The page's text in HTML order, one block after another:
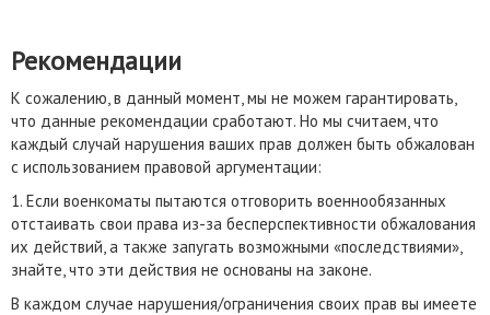
Рекомендации
К сожалению, в данный момент, мы не можем гарантировать,
что данные рекомендации сработают. Но мы считаем, что
каждый случай нарушения ваших прав должен быть обжалован
с использованием правовой аргументации:
1. Если военкоматы пытаются отговорить военнообязанных
отстаивать свои права из-за бесперспективности обжалования
их действий, а также запугать возможными «последствиями»,
знайте, что эти действия не основаны на законе.
В каждом случае нарушения/ограничения своих прав вы имеете